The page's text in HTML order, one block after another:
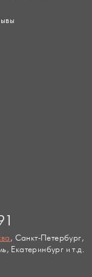
, Санкт-Петербург,
Екатеринбург и т.д.